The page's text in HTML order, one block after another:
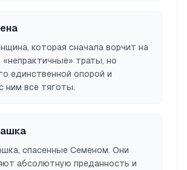
которая сначала ворчит на
«непрактичные» траты, но
единственной опорой и
ним все тяготы.
спасенные Семеном. Они
абсолютную преданность и